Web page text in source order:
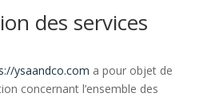
des services
ysaandco.com a pour objet de
concernant l’ensemble des